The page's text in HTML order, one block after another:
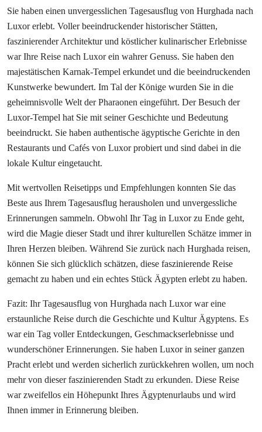
Sie haben einen unvergesslichen Tagesausflug von Hurghada nach
Luxor erlebt. Voller beeindruckender historischer Stätten,
faszinierender Architektur und köstlicher kulinarischer Erlebnisse
war Ihre Reise nach Luxor ein wahrer Genuss. Sie haben den
majestätischen Karnak-Tempel erkundet und die beeindruckenden
Kunstwerke bewundert. Im Tal der Könige wurden Sie in die
geheimnisvolle Welt der Pharaonen eingeführt. Der Besuch der
Luxor-Tempel hat Sie mit seiner Geschichte und Bedeutung
beeindruckt. Sie haben authentische ägyptische Gerichte in den
Restaurants und Cafés von Luxor probiert und sind dabei in die
lokale Kultur eingetaucht.
Mit wertvollen Reisetipps und Empfehlungen konnten Sie das
Beste aus Ihrem Tagesausflug herausholen und unvergessliche
Erinnerungen sammeln. Obwohl Ihr Tag in Luxor zu Ende geht,
wird die Magie dieser Stadt und ihrer kulturellen Schätze immer in
Ihren Herzen bleiben. Während Sie zurück nach Hurghada reisen,
können Sie sich glücklich schätzen, diese faszinierende Reise
gemacht zu haben und ein echtes Stück Ägypten erlebt zu haben.
Fazit: Ihr Tagesausflug von Hurghada nach Luxor war eine
erstaunliche Reise durch die Geschichte und Kultur Ägyptens. Es
war ein Tag voller Entdeckungen, Geschmackserlebnisse und
wunderschöner Erinnerungen. Sie haben Luxor in seiner ganzen
Pracht erlebt und werden sicherlich zurückkehren wollen, um noch
mehr von dieser faszinierenden Stadt zu erkunden. Diese Reise
war zweifellos ein Höhepunkt Ihres Ägyptenurlaubs und wird
Ihnen immer in Erinnerung bleiben.